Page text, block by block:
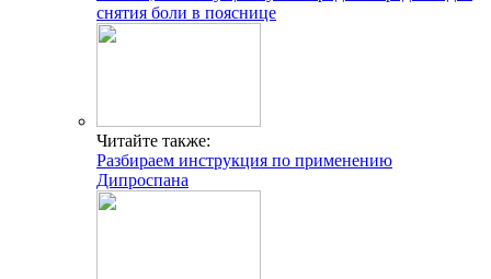
снятия боли в пояснице
Читайте также:
Разбираем инструкция по применению
Дипроспана